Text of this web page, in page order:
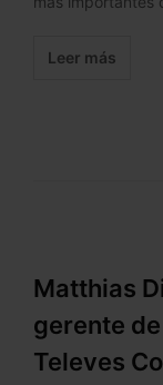
Leer más
Matthias
gerente
Televes